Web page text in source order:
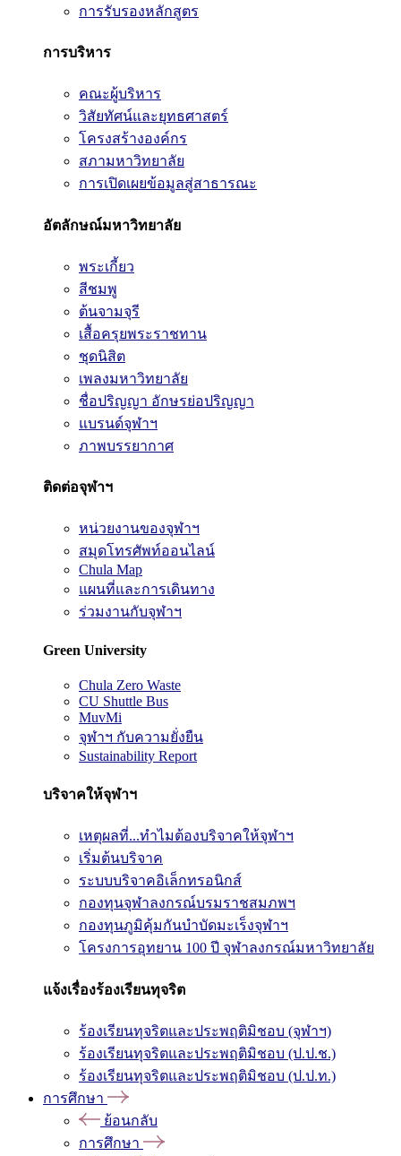
การรับรองหลักสูตร
การบริหาร
คณะผู้บริหาร
วิสัยทัศน์และยุทธศาสตร์
โครงสร้างองค์กร
สภามหาวิทยาลัย
การเปิดเผยข้อมูลสู่สาธารณะ
อัตลักษณ์มหาวิทยาลัย
พระเกี้ยว
สีชมพู
ต้นจามจุรี
เสื้อครุยพระราชทาน
ชุดนิสิต
เพลงมหาวิทยาลัย
ชื่อปริญญา อักษรย่อปริญญา
แบรนด์จุฬาฯ
ภาพบรรยากาศ
ติดต่อจุฬาฯ
หน่วยงานของจุฬาฯ
สมุดโทรศัพท์ออนไลน์
Chula Map
แผนที่และการเดินทาง
ร่วมงานกับจุฬาฯ
Green University
Chula Zero Waste
CU Shuttle Bus
MuvMi
จุฬาฯ กับความยั่งยืน
Sustainability Report
บริจาคให้จุฬาฯ
เหตุผลที่...ทำไมต้องบริจาคให้จุฬาฯ
เริ่มต้นบริจาค
ระบบบริจาคอิเล็กทรอนิกส์
กองทุนจุฬาลงกรณ์บรมราชสมภพฯ
กองทุนภูมิคุ้มกันบำบัดมะเร็งจุฬาฯ
โครงการอุทยาน 100 ปี จุฬาลงกรณ์มหาวิทยาลัย
แจ้งเรื่องร้องเรียนทุจริต
ร้องเรียนทุจริตและประพฤติมิชอบ (จุฬาฯ)
ร้องเรียนทุจริตและประพฤติมิชอบ (ป.ป.ช.)
ร้องเรียนทุจริตและประพฤติมิชอบ (ป.ป.ท.)
การศึกษา
ย้อนกลับ
การศึกษา